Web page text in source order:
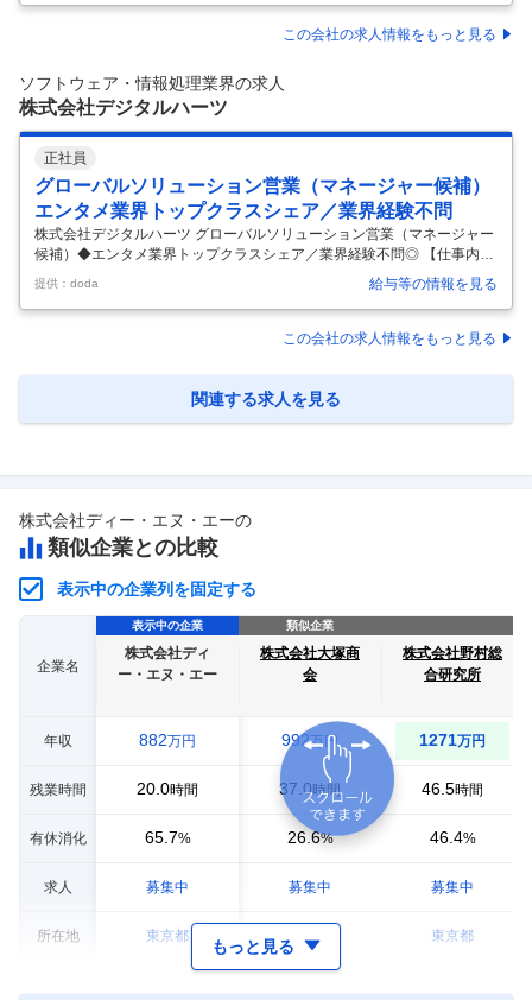
ケター、データエンジニア、AI開発エンジニアなど、様々な社員が在籍
しており、 一般的な情報システム部門のような社内向け業務システムの
ーションを提案し、 マイナビグループ全体の技術力の向上を目指してい
る部…
この会社の求人情報をもっと見る
ソフトウェア・情報処理業界の求人
株式会社デジタルハーツ
正社員
グローバルソリューション営業（マネージャー候補）
エンタメ業界トップクラスシェア／業界経験不問
株式会社デジタルハーツ グローバルソリューション営業（マネージャー
候補）◆エンタメ業界トップクラスシェア／業界経験不問◎ 【仕事内
容】 グローバルソリューション営業（マネージャー候補）◆エンタメ業
界トップクラスシェア／業界経験不問◎ 【具体的な仕事内容】 【事業拡
大中／年休120日程度／複雑性の高いゲーム業界で高シェアを獲得／
様々なエンタメ領域へのサービス提供を推進】 ■ポジション概要 プレイ
ライアントに向けたソリューション企画提案営業をお任せします。 顧客
の開発フェーズや事業戦略を踏まえ、当社が保有する多様なサービスを
提供：doda 給与等の情報を見る
この会社の求人情報をもっと見る
関連する求人を見る
株式会社ディー・エヌ・エーの
類似企業との比較
表示中の企業列を固定する
企業名
年収
残業時間
有休消化
求人
所在地
表示中の企業
株式会社ディ
ー・エヌ・エー
882万円
20.0時間
65.7%
募集中
東京都
類似企業
株式会社大塚商
会
992万円
37.0時間
26.6%
募集中
株式会社野村総
合研究所
1271万円
46.5時間
46.4%
募集中
東京都
もっと見る